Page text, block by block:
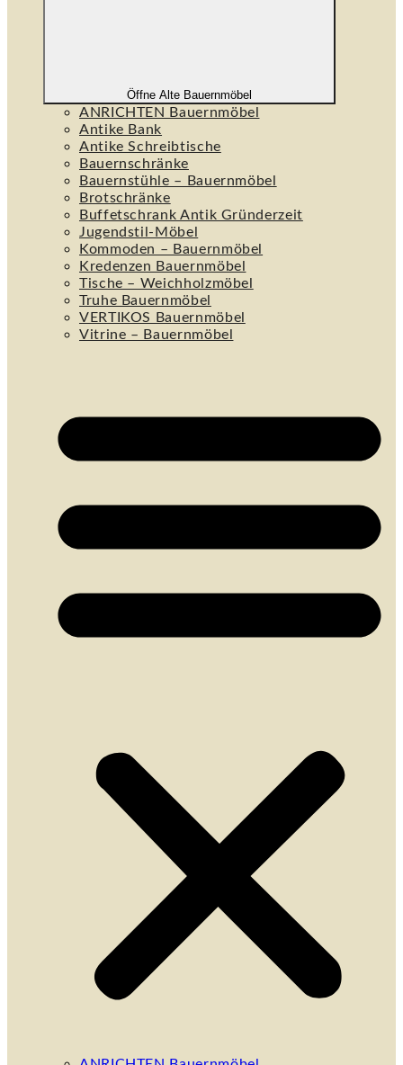
Öffne Alte Bauernmöbel
ANRICHTEN Bauernmöbel
Antike Bank
Antike Schreibtische
Bauernschränke
Bauernstühle – Bauernmöbel
Brotschränke
Buffetschrank Antik Gründerzeit
Jugendstil-Möbel
Kommoden – Bauernmöbel
Kredenzen Bauernmöbel
Tische – Weichholzmöbel
Truhe Bauernmöbel
VERTIKOS Bauernmöbel
Vitrine – Bauernmöbel